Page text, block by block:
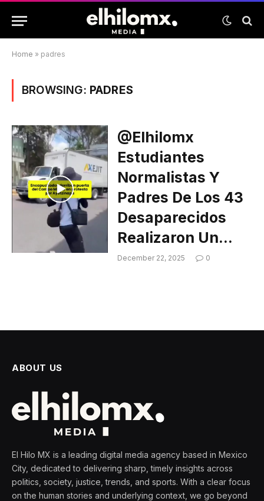
Home » padres
BROWSING: PADRES
@elhilomx
Estudiantes
Normalistas Y
Padres De Los 43
Desaparecidos
Realizaron Un…
December 22, 2025 0
ABOUT US
El Hilo MX is a leading digital media agency based in Mexico
City, dedicated to delivering sharp, timely insights across
politics, society, justice, trends, and sports. With a clear focus
on the human stories and underlying context, we go beyond